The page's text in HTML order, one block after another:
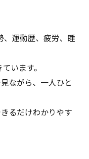
、運動歴、疲労、睡
います。
ながら、一人ひと
るだけわかりやす